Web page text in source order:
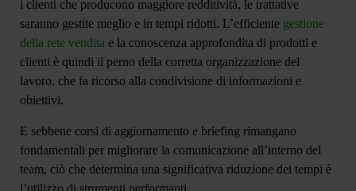
i clienti che producono maggiore redditività, le trattative
saranno gestite meglio e in tempi ridotti. L’efficiente gestione
della rete vendita e la conoscenza approfondita di prodotti e
clienti è quindi il perno della corretta organizzazione del
lavoro, che fa ricorso alla condivisione di informazioni e
obiettivi.
E sebbene corsi di aggiornamento e briefing rimangano
fondamentali per migliorare la comunicazione all’interno del
team, ciò che determina una significativa riduzione dei tempi è
l’utilizzo di strumenti performanti.